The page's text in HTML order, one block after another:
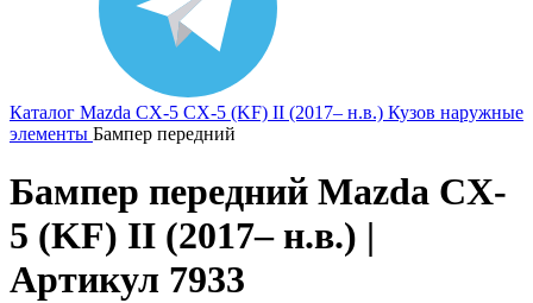
Каталог Mazda CX-5 CX-5 (KF) II (2017– н.в.) Кузов наружные
элементы Бампер передний
Бампер передний Mazda CX-
5 (KF) II (2017– н.в.) |
Артикул 7933